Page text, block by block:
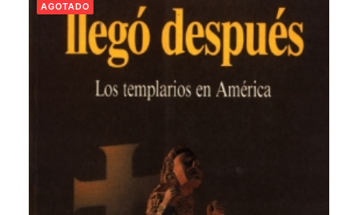
AGOTADO